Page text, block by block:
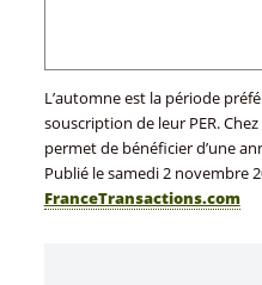
L’automne est la période
souscription de leur PER.
permet de bénéficier d’une
Publié lesamedi 2 novembre
FranceTransactions.com